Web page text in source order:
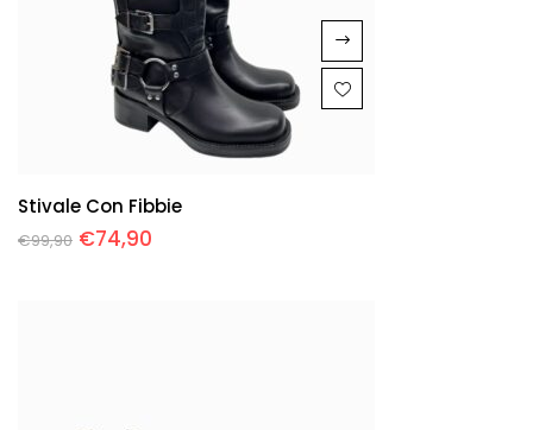
Stivale Con Fibbie
€99,90 €74,90